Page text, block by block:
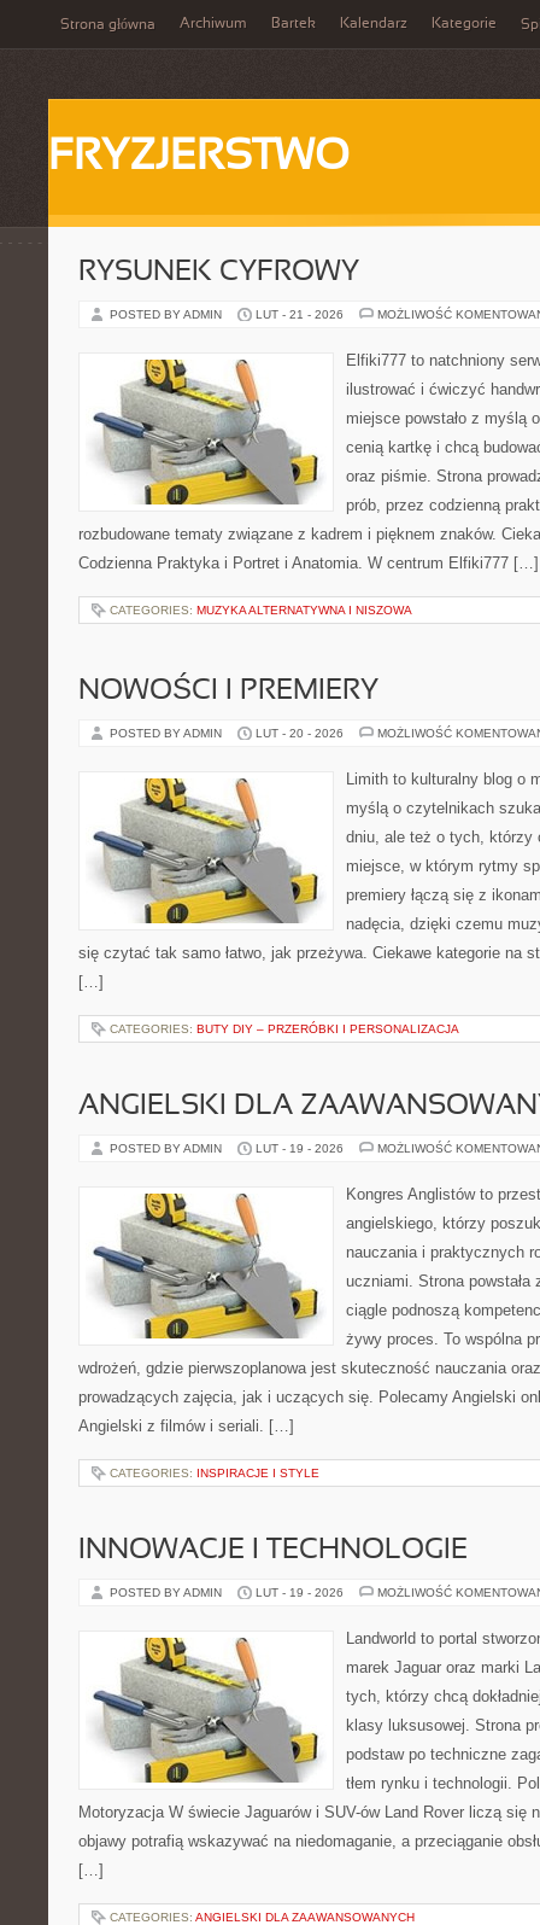
Strona główna Archiwum Bartek Kalendarz Kategorie
FRYZJERSTWO
RYSUNEK CYFROWY
POSTED BY ADMIN LUT - 21 - 2026 MOŻLIWOŚĆ
Elfiki777 to natchniony
ilustrować i ćwiczyć
miejsce powstało z myślą
cenią kartkę i chcą
oraz piśmie. Strona
prób, przez codzienną
rozbudowane tematy związane z kadrem i pięknem znaków.
Codzienna Praktyka i Portret i Anatomia. W centrum Elfiki777 […]
CATEGORIES: MUZYKA ALTERNATYWNA I NISZOWA
NOWOŚCI I PREMIERY
POSTED BY ADMIN LUT - 20 - 2026 MOŻLIWOŚĆ
Limith to kulturalny blog o
myślą o czytelnikach
dniu, ale też o tych, którzy
miejsce, w którym rytmy
premiery łączą się z
nadęcia, dzięki czemu
się czytać tak samo łatwo, jak przeżywa. Ciekawe kategorie na
[…]
CATEGORIES: BUTY DIY – PRZERÓBKI I PERSONALIZACJA
ANGIELSKI DLA
POSTED BY ADMIN LUT - 19 - 2026 MOŻLIWOŚĆ
Kongres Anglistów to
angielskiego, którzy
nauczania i praktycznych
uczniami. Strona
ciągle podnoszą
żywy proces. To wspólna
wdrożeń, gdzie pierwszoplanowa jest skuteczność nauczania
prowadzących zajęcia, jak i uczących się. Polecamy Angielski
Angielski z filmów i seriali. […]
CATEGORIES: INSPIRACJE I STYLE
INNOWACJE I TECHNOLOGIE
POSTED BY ADMIN LUT - 19 - 2026 MOŻLIWOŚĆ
Landworld to portal
marek Jaguar oraz marki
tych, którzy chcą
klasy luksusowej. Strona
podstaw po techniczne
tłem rynku i technologii.
Motoryzacja W świecie Jaguarów i SUV-ów Land Rover liczą się
objawy potrafią wskazywać na niedomaganie, a przeciąganie
[…]
CATEGORIES: ANGIELSKI DLA ZAAWANSOWANYCH